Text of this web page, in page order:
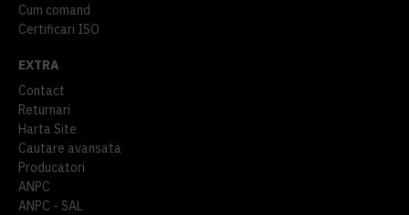
Cum comand
Certificari ISO
EXTRA
Contact
Returnari
Harta Site
Cautare avansata
Producatori
ANPC
ANPC - SAL